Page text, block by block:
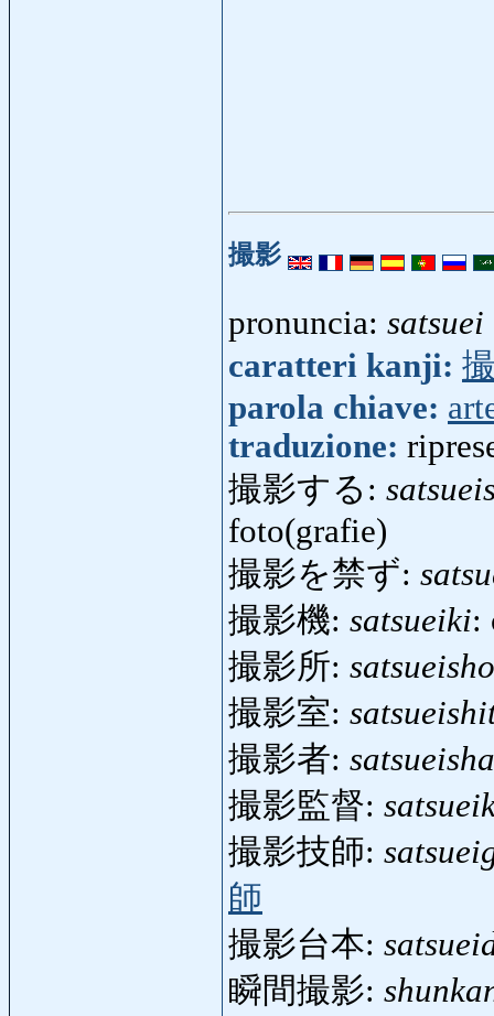
撮影
pronuncia: satsuei
caratteri kanji:
parola chiave:
traduzione:
撮影する:
foto(grafie)
撮影を禁ず:
撮影機: satsueiki:
撮影所: satsueisho
撮影室:
撮影者: satsueisha
撮影監督:
撮影技師:
師
撮影台本:
瞬間撮影: